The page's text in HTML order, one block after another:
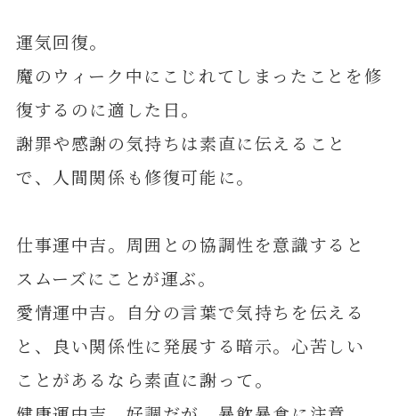
運気回復。
魔のウィーク中にこじれてしまったことを修
復するのに適した日。
謝罪や感謝の気持ちは素直に伝えること
で、人間関係も修復可能に。
仕事運中吉。周囲との協調性を意識すると
スムーズにことが運ぶ。
愛情運中吉。自分の言葉で気持ちを伝える
と、良い関係性に発展する暗示。心苦しい
ことがあるなら素直に謝って。